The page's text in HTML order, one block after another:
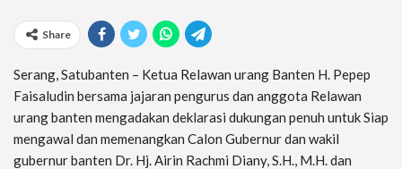
Share
Serang, Satubanten – Ketua Relawan urang Banten H. Pepep
Faisaludin bersama jajaran pengurus dan anggota Relawan
urang banten mengadakan deklarasi dukungan penuh untuk Siap
mengawal dan memenangkan Calon Gubernur dan wakil
gubernur banten Dr. Hj. Airin Rachmi Diany, S.H., M.H. dan